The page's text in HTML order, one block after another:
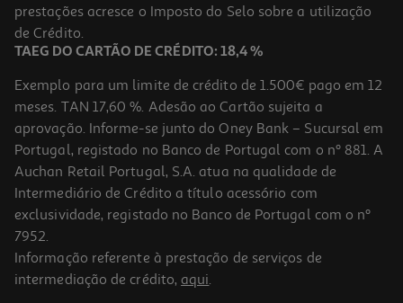
Price reduced from
2,49 €to
1,89 €
Promoção
Sacos Silvex Lixo Eco Reciclados 50l 15un
prestações acresce o Imposto do Selo sobre a utilização
de Crédito.
TAEG DO CARTÃO DE CRÉDITO: 18,4 %
Exemplo para um limite de crédito de 1.500€ pago em 12
meses. TAN 17,60 %. Adesão ao Cartão sujeita a
aprovação. Informe-se junto do Oney Bank – Sucursal em
Portugal, registado no Banco de Portugal com o nº 881. A
Auchan Retail Portugal, S.A. atua na qualidade de
Intermediário de Crédito a título acessório com
exclusividade, registado no Banco de Portugal com o nº
7952.
Informação referente à prestação de serviços de
intermediação de crédito, aqui.